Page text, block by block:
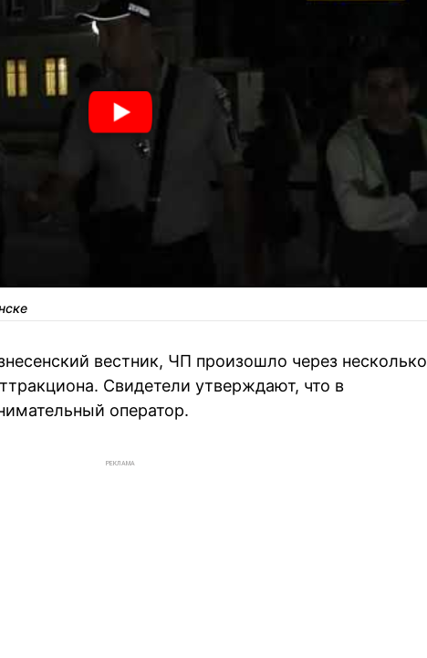
вестник, ЧП произошло через несколько
Свидетели утверждают, что в
оператор.
РЕКЛАМА